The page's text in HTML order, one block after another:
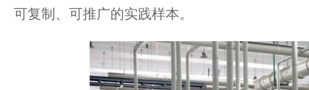
可复制、可推广的实践样本。